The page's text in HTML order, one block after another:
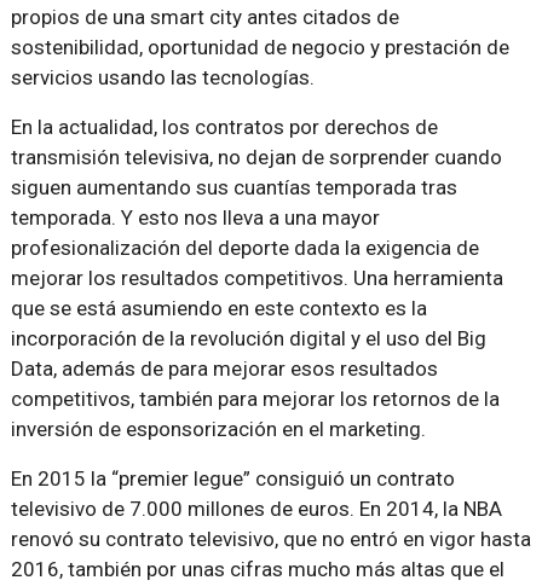
propios de una smart city antes citados de
sostenibilidad, oportunidad de negocio y prestación de
servicios usando las tecnologías.
En la actualidad, los contratos por derechos de
transmisión televisiva, no dejan de sorprender cuando
siguen aumentando sus cuantías temporada tras
temporada. Y esto nos lleva a una mayor
profesionalización del deporte dada la exigencia de
mejorar los resultados competitivos. Una herramienta
que se está asumiendo en este contexto es la
incorporación de la revolución digital y el uso del Big
Data, además de para mejorar esos resultados
competitivos, también para mejorar los retornos de la
inversión de esponsorización en el marketing.
En 2015 la “premier legue” consiguió un contrato
televisivo de 7.000 millones de euros. En 2014, la NBA
renovó su contrato televisivo, que no entró en vigor hasta
2016, también por unas cifras mucho más altas que el